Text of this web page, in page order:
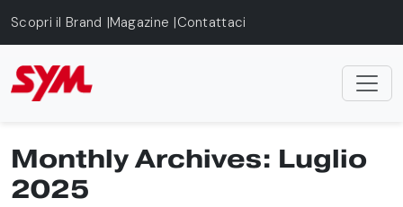
Scopri il Brand Magazine Contattaci
Monthly Archives: Luglio
2025